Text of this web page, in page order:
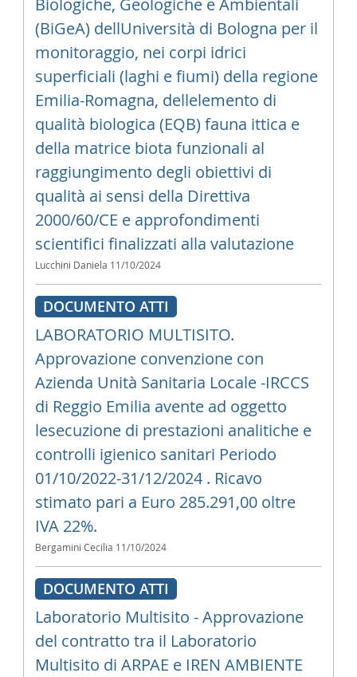
Biologiche, Geologiche e Ambientali
(BiGeA) dellUniversità di Bologna per il
monitoraggio, nei corpi idrici
superficiali (laghi e fiumi) della regione
Emilia-Romagna, dellelemento di
qualità biologica (EQB) fauna ittica e
della matrice biota funzionali al
raggiungimento degli obiettivi di
qualità ai sensi della Direttiva
2000/60/CE e approfondimenti
scientifici finalizzati alla valutazione
Lucchini Daniela 11/10/2024
DOCUMENTO ATTI
LABORATORIO MULTISITO.
Approvazione convenzione con
Azienda Unità Sanitaria Locale -IRCCS
di Reggio Emilia avente ad oggetto
lesecuzione di prestazioni analitiche e
controlli igienico sanitari Periodo
01/10/2022-31/12/2024 . Ricavo
stimato pari a Euro 285.291,00 oltre
IVA 22%.
Bergamini Cecilia 11/10/2024
DOCUMENTO ATTI
Laboratorio Multisito - Approvazione
del contratto tra il Laboratorio
Multisito di ARPAE e IREN AMBIENTE